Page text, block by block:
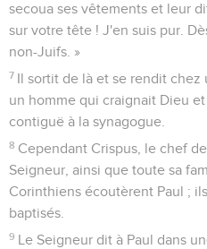
secoua ses vêtements et leur
sur votre tête ! J'en suis pur.
non-Juifs. »
7 Il sortit de là et se rendit chez
un homme qui craignait Dieu
contiguë à la synagogue.
8 Cependant Crispus, le chef
Seigneur, ainsi que toute sa
Corinthiens écoutèrent Paul ;
baptisés.
9 Le Seigneur dit à Paul dans